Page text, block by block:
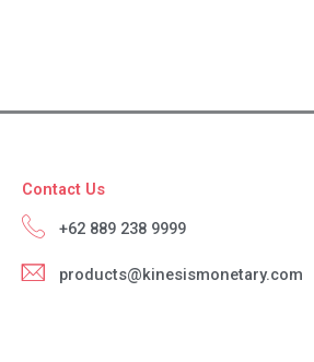
Contact Us
+62 889 238 9999
products@kinesismonetary.com